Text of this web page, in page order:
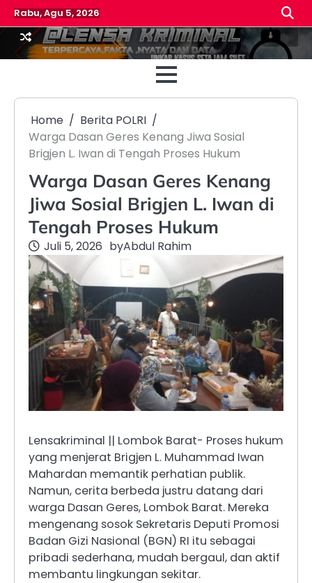
Skip
to
content
Rabu, Agu 5, 2026
Beranda
Home
Berita POLRI
Warga Dasan Geres Kenang Jiwa Sosial
Brigjen L. Iwan di Tengah Proses Hukum
Warga Dasan Geres Kenang
Jiwa Sosial Brigjen L. Iwan di
Tengah Proses Hukum
Juli 5, 2026 byAbdul Rahim
Lensakriminal || Lombok Barat- Proses hukum
yang menjerat Brigjen L. Muhammad Iwan
Mahardan memantik perhatian publik.
Namun, cerita berbeda justru datang dari
warga Dasan Geres, Lombok Barat. Mereka
mengenang sosok Sekretaris Deputi Promosi
Badan Gizi Nasional (BGN) RI itu sebagai
pribadi sederhana, mudah bergaul, dan aktif
membantu lingkungan sekitar.